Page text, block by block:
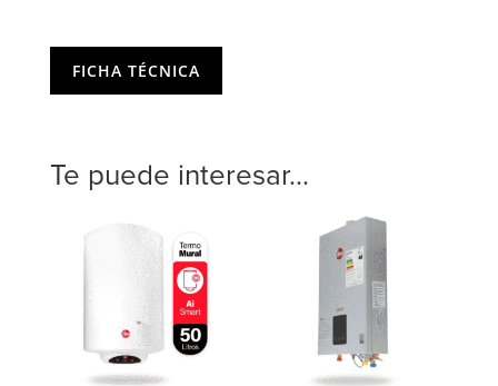
FICHA TÉCNICA
Te puede interesar...